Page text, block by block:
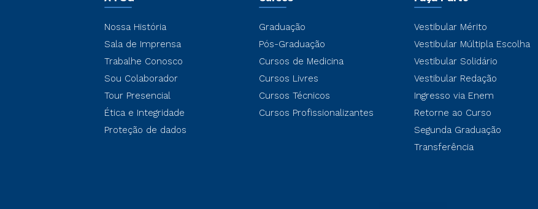
Nossa História
Sala de Imprensa
Trabalhe Conosco
Sou Colaborador
Tour Presencial
Ética e Integridade
Proteção de dados
Graduação
Pós-Graduação
Cursos de Medicina
Cursos Livres
Cursos Técnicos
Cursos Profissionalizantes
Vestibular Mérito
Vestibular Múltipla Escolha
Vestibular Solidário
Vestibular Redação
Ingresso via Enem
Retorne ao Curso
Segunda Graduação
Transferência